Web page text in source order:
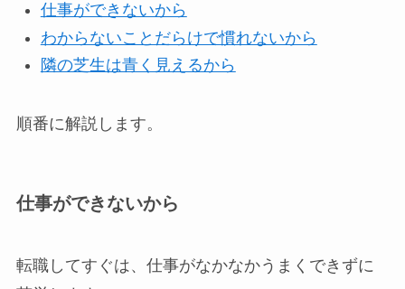
仕事ができないから
わからないことだらけで慣れないから
隣の芝生は青く見えるから
順番に解説します。
仕事ができないから
転職してすぐは、仕事がなかなかうまくできずに